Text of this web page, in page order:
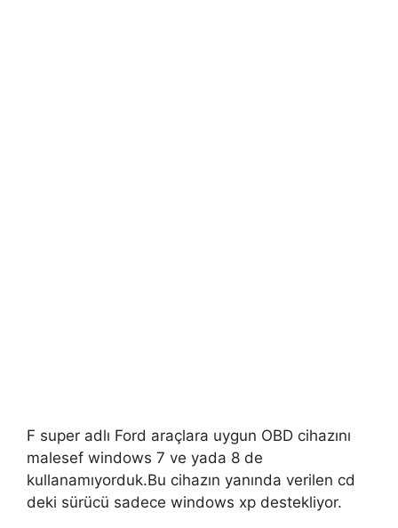
F super adlı Ford araçlara uygun OBD cihazını
malesef windows 7 ve yada 8 de
kullanamıyorduk.Bu cihazın yanında verilen cd
deki sürücü sadece windows xp destekliyor.